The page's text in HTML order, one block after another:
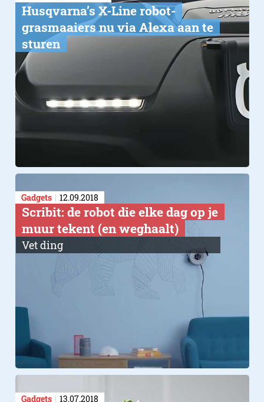
Husqvarna’s X-Line robot-
grasmaaiers nu via Alexa aan te
sturen
Gadgets 12.09.2018
Scribit: de robot die elke dag op je
muur tekent (en weghaalt)
Vet ding
Gadgets 13.07.2018